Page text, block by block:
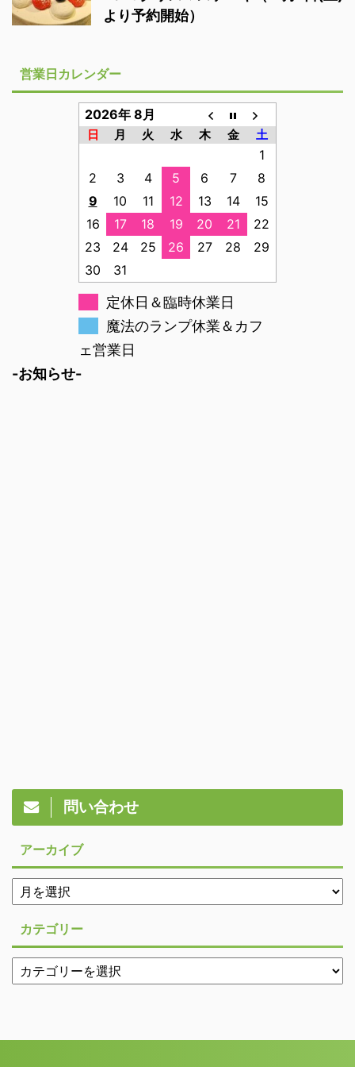
より予約開始）
営業日カレンダー
2026年 8月
日 月 火 水 木 金 土
1
2
3 4 5 6 7
8
9
10 11 12 13 14
15
16
17 18 19 20 21
22
23
24 25 26 27 28
29
30
31
定休日＆臨時休業日
魔法のランプ休業＆カフ
ェ営業日
-お知らせ-
問い合わせ
アーカイブ
カテゴリー